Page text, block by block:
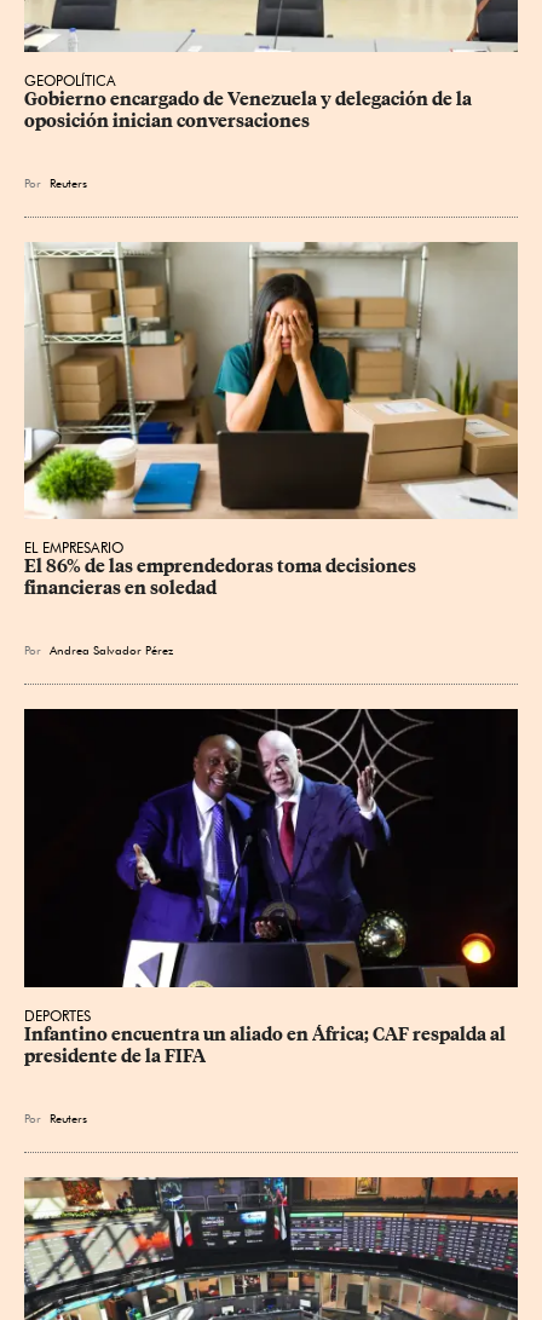
GEOPOLÍTICA
Gobierno encargado de Venezuela y delegación de la
oposición inician conversaciones
Por Reuters
EL EMPRESARIO
El 86% de las emprendedoras toma decisiones
financieras en soledad
Por Andrea Salvador Pérez
DEPORTES
Infantino encuentra un aliado en África; CAF respalda al
presidente de la FIFA
Por Reuters